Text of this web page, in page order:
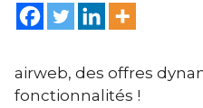
airweb, des offres
fonctionnalités !